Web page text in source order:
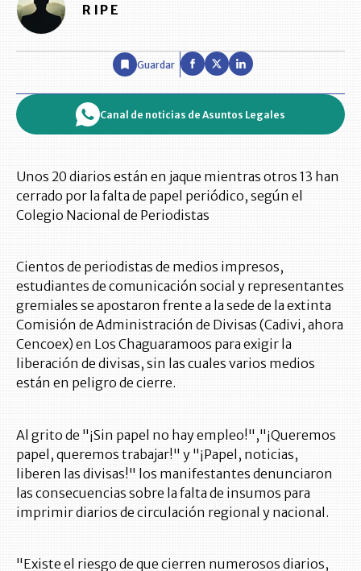
RIPE
Guardar
Canal de noticias de Asuntos Legales
Unos 20 diarios están en jaque mientras otros 13 han
cerrado por la falta de papel periódico, según el
Colegio Nacional de Periodistas
Cientos de periodistas de medios impresos,
estudiantes de comunicación social y representantes
gremiales se apostaron frente a la sede de la extinta
Comisión de Administración de Divisas (Cadivi, ahora
Cencoex) en Los Chaguaramoos para exigir la
liberación de divisas, sin las cuales varios medios
están en peligro de cierre.
Al grito de "¡Sin papel no hay empleo!","¡Queremos
papel, queremos trabajar!" y "¡Papel, noticias,
liberen las divisas!" los manifestantes denunciaron
las consecuencias sobre la falta de insumos para
imprimir diarios de circulación regional y nacional.
"Existe el riesgo de que cierren numerosos diarios,